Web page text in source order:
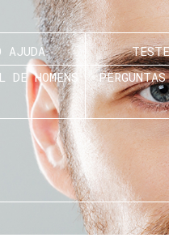
AJUDA
DE HOMENS